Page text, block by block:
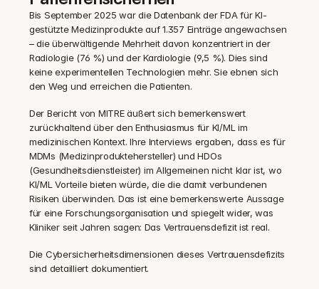
Bis September 2025 war die Datenbank der FDA für KI-
gestützte Medizinprodukte auf 1.357 Einträge angewachsen
– die überwältigende Mehrheit davon konzentriert in der
Radiologie (76 %) und der Kardiologie (9,5 %). Dies sind
keine experimentellen Technologien mehr. Sie ebnen sich
den Weg und erreichen die Patienten.
Der Bericht von MITRE äußert sich bemerkenswert
zurückhaltend über den Enthusiasmus für KI/ML im
medizinischen Kontext. Ihre Interviews ergaben, dass es für
MDMs (Medizinproduktehersteller) und HDOs
(Gesundheitsdienstleister) im Allgemeinen nicht klar ist, wo
KI/ML Vorteile bieten würde, die die damit verbundenen
Risiken überwinden. Das ist eine bemerkenswerte Aussage
für eine Forschungsorganisation und spiegelt wider, was
Kliniker seit Jahren sagen: Das Vertrauensdefizit ist real.
Die Cybersicherheitsdimensionen dieses Vertrauensdefizits
sind detailliert dokumentiert.